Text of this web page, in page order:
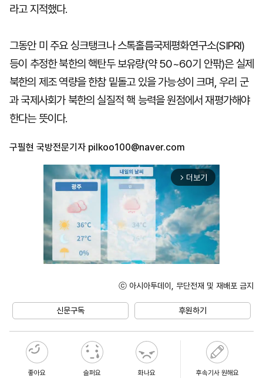
라고 지적했다.
그동안 미 주요 싱크탱크나 스톡홀름국제평화연구소(SIPRI)
등이 추정한 북한의 핵탄두 보유량(약 50~60기 안팎)은 실제
북한의 제조 역량을 한참 밑돌고 있을 가능성이 크며, 우리 군
과 국제사회가 북한의 실질적 핵 능력을 원점에서 재평가해야
한다는 뜻이다.
구필현 국방전문기자 pilkoo100@naver.com
arrow_forward_ios 더보기
ⓒ 아시아투데이, 무단전재 및 재배포 금지
신문구독 후원하기
좋아요 슬퍼요 화나요 후속기사 원해요